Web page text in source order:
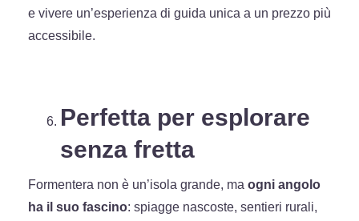
e vivere un’esperienza di guida unica a un prezzo più
accessibile.
Perfetta per esplorare
senza fretta
Formentera non è un’isola grande, ma ogni angolo
ha il suo fascino: spiagge nascoste, sentieri rurali,